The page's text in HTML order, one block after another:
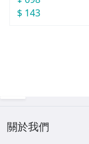
$ 143
關於我們